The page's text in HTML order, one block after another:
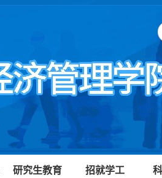
研究生教育 招就学工